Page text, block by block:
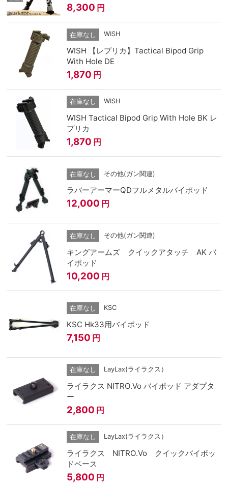
8,300 円
在庫なし WISH
WISH 【レプリカ】Tactical Bipod Grip
With Hole DE
1,870 円
在庫なし WISH
WISH Tactical Bipod Grip With Hole BK レ
プリカ
1,870 円
在庫なし その他(ガン関連)
ラバーアーマーQDフルメタルバイポッド
12,000 円
在庫なし その他(ガン関連)
キングアームズ クイックアタッチ AK バ
イポッド
10,200 円
在庫なし KSC
KSC Hk33用バイポッド
7,150 円
在庫なし LayLax(ライラクス）
ライラクス NITRO.Vo バイポッド アダプタ
ー
2,800 円
在庫なし LayLax(ライラクス）
ライラクス NITRO.Vo クイックバイポッ
ドベース
5,800 円